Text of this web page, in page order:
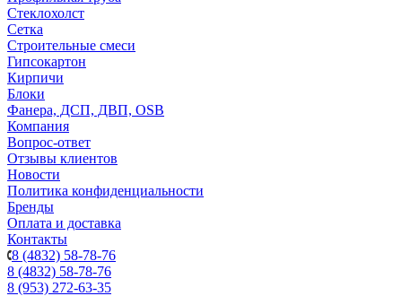
Стеклохолст
Сетка
Строительные смеси
Гипсокартон
Кирпичи
Блоки
Фанера, ДСП, ДВП, OSB
Компания
Вопрос-ответ
Отзывы клиентов
Новости
Политика конфиденциальности
Бренды
Оплата и доставка
Контакты
8 (4832) 58-78-76
8 (4832) 58-78-76
8 (953) 272-63-35